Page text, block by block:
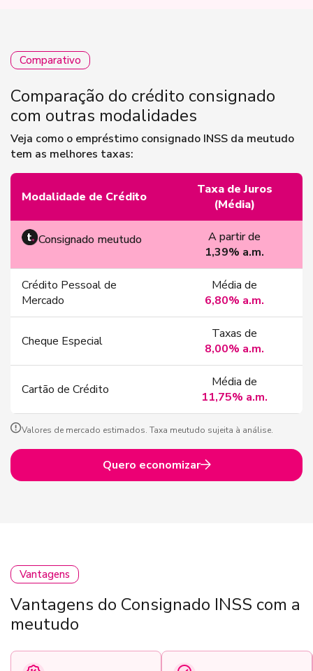
Comparativo
Comparação do crédito consignado
com outras modalidades
Veja como o empréstimo consignado INSS da meutudo
tem as melhores taxas:
Modalidade de Crédito
Taxa de Juros
(Média)
Consignado meutudo
A partir de
1,39% a.m.
Crédito Pessoal de
Mercado
Média de
6,80% a.m.
Cheque Especial
Taxas de
8,00% a.m.
Cartão de Crédito
Média de
11,75% a.m.
Valores de mercado estimados. Taxa meutudo sujeita à análise.
Quero economizar
Vantagens
Vantagens do Consignado INSS com a
meutudo